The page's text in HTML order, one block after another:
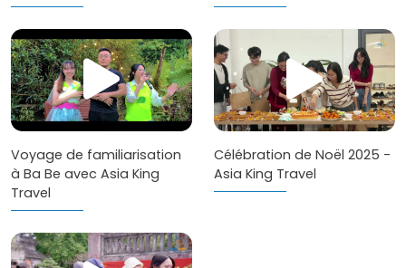
Voyage de familiarisation
à Ba Be avec Asia King
Travel
Célébration de Noël 2025 -
Asia King Travel